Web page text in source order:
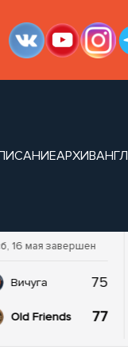
АРХИВ
16 мая завершен
Вичуга 75
Old Friends 77